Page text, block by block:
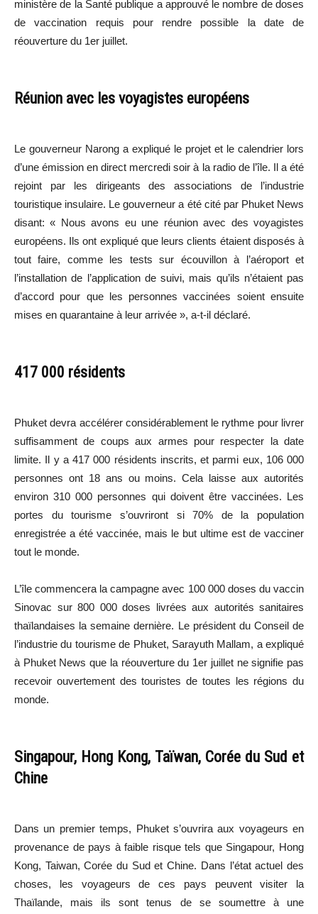
ministère de la Santé publique a approuvé le nombre de doses
de vaccination requis pour rendre possible la date de
réouverture du 1er juillet.
Réunion avec les voyagistes européens
Le gouverneur Narong a expliqué le projet et le calendrier lors
d’une émission en direct mercredi soir à la radio de l’île. Il a été
rejoint par les dirigeants des associations de l’industrie
touristique insulaire. Le gouverneur a été cité par Phuket News
disant: « Nous avons eu une réunion avec des voyagistes
européens. Ils ont expliqué que leurs clients étaient disposés à
tout faire, comme les tests sur écouvillon à l’aéroport et
l’installation de l’application de suivi, mais qu’ils n’étaient pas
d’accord pour que les personnes vaccinées soient ensuite
mises en quarantaine à leur arrivée », a-t-il déclaré.
417 000 résidents
Phuket devra accélérer considérablement le rythme pour livrer
suffisamment de coups aux armes pour respecter la date
limite. Il y a 417 000 résidents inscrits, et parmi eux, 106 000
personnes ont 18 ans ou moins. Cela laisse aux autorités
environ 310 000 personnes qui doivent être vaccinées. Les
portes du tourisme s’ouvriront si 70% de la population
enregistrée a été vaccinée, mais le but ultime est de vacciner
tout le monde.
L’île commencera la campagne avec 100 000 doses du vaccin
Sinovac sur 800 000 doses livrées aux autorités sanitaires
thaïlandaises la semaine dernière. Le président du Conseil de
l’industrie du tourisme de Phuket, Sarayuth Mallam, a expliqué
à Phuket News que la réouverture du 1er juillet ne signifie pas
recevoir ouvertement des touristes de toutes les régions du
monde.
Singapour, Hong Kong, Taïwan, Corée du Sud et
Chine
Dans un premier temps, Phuket s’ouvrira aux voyageurs en
provenance de pays à faible risque tels que Singapour, Hong
Kong, Taiwan, Corée du Sud et Chine. Dans l’état actuel des
choses, les voyageurs de ces pays peuvent visiter la
Thaïlande, mais ils sont tenus de se soumettre à une